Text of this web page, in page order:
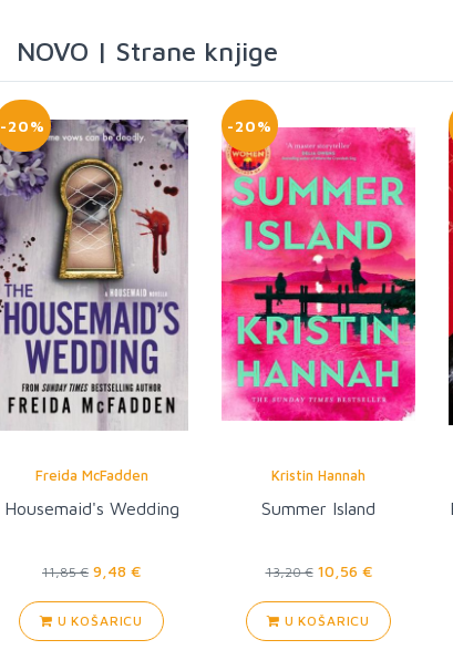
NOVO | Strane knjige
-20%
Freida McFadden
Housemaid's Wedding
11,85 € 9,48 €
U KOŠARICU
-20%
Kristin Hannah
Summer Island
13,20 €10,56 €
U KOŠARICU